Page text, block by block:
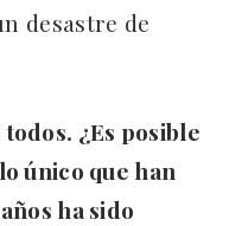
desastre de
¿Es posible
único que han
ha sido